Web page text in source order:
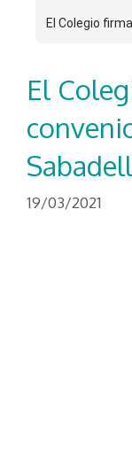
El Colegio firma
El
Sabadell
19/03/2021